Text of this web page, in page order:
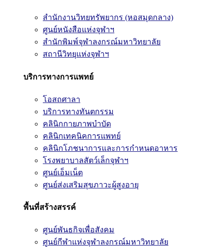
สำนักงานวิทยทรัพยากร (หอสมุดกลาง)
ศูนย์หนังสือแห่งจุฬาฯ
สำนักพิมพ์จุฬาลงกรณ์มหาวิทยาลัย
สถานีวิทยุแห่งจุฬาฯ
บริการทางการแพทย์
โอสถศาลา
บริการทางทันตกรรม
คลินิกกายภาพบำบัด
คลินิกเทคนิคการแพทย์
คลินิกโภชนาการและการกำหนดอาหาร
โรงพยาบาลสัตว์เล็กจุฬาฯ
ศูนย์เอ็มเน็ต
ศูนย์ส่งเสริมสุขภาวะผู้สูงอายุ
พื้นที่สร้างสรรค์
ศูนย์พันธกิจเพื่อสังคม
ศูนย์กีฬาแห่งจุฬาลงกรณ์มหาวิทยาลัย